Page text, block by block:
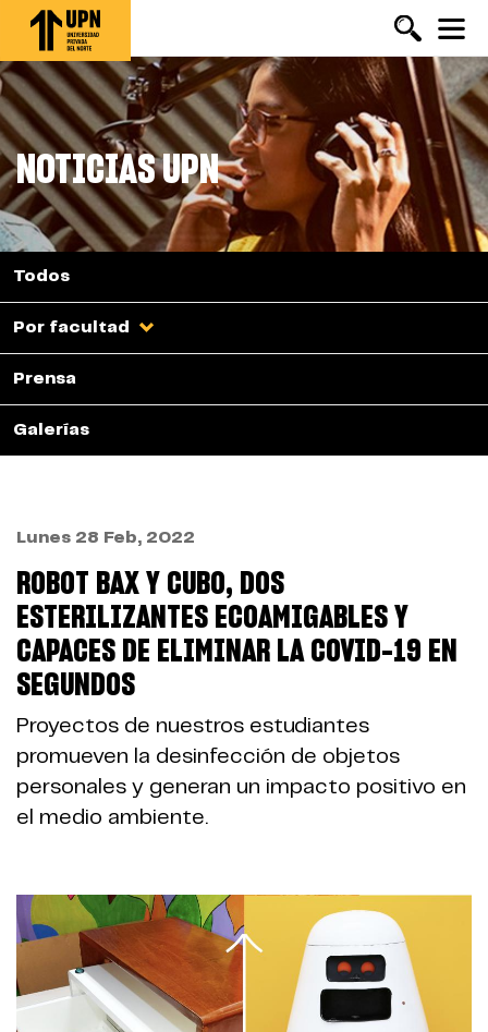
Pasar
contenido
principal
NOTICIAS UPN
Todos
Por facultad
Prensa
Galerías
Lunes 28 Feb, 2022
ROBOT BAX Y CUBO, DOS
ESTERILIZANTES ECOAMIGABLES Y
CAPACES DE ELIMINAR LA COVID-19 EN
SEGUNDOS
Proyectos de nuestros estudiantes
promueven la desinfección de objetos
personales y generan un impacto positivo en
el medio ambiente.